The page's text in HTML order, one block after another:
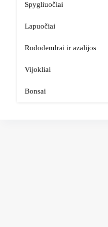
Spygliuočiai
Lapuočiai
Rododendrai ir azalijos
Vijokliai
Bonsai